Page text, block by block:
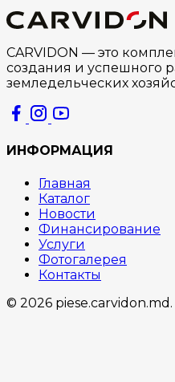
CARVIDON — это
создания и успешного
земледельческих
ИНФОРМАЦИЯ
Главная
Каталог
Новости
Финансирование
Услуги
Фотогалерея
Контакты
© 2026